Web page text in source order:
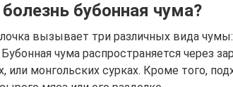
бубонная чума?
вызывает три различных вида
чума распространяется через
или монгольских сурках. Кроме того,